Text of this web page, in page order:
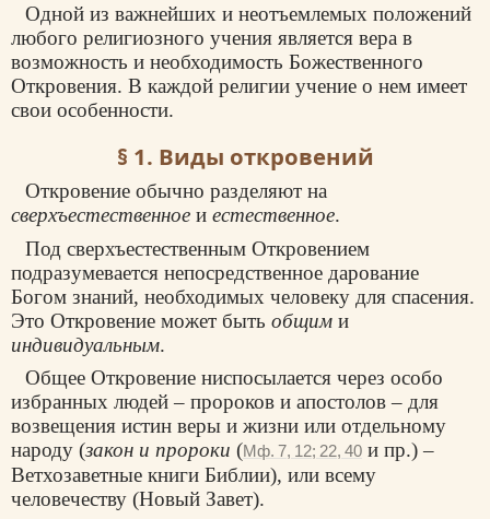
Семья и здоровье
Одной из важнейших и неотъемлемых положений
любого религиозного учения является вера в
возможность и необходимость Божественного
Откровения. В каждой религии учение о нем имеет
свои особенности.
§ 1. Виды откровений
Откровение обычно разделяют на
сверхъестественное и естественное.
Под сверхъестественным Откровением
подразумевается непосредственное дарование
Богом знаний, необходимых человеку для спасения.
Это Откровение может быть общим и
индивидуальным.
Общее Откровение ниспосылается через особо
избранных людей – пророков и апостолов – для
возвещения истин веры и жизни или отдельному
народу (закон и пророки (Мф. 7, 12; 22, 40 и пр.) –
Ветхозаветные книги Библии), или всему
человечеству (Новый Завет).